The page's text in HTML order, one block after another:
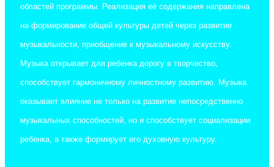
областей программы. Реализация её содержания направлена
на формирование общей культуры детей через развитие
музыкальности, приобщение к музыкальному искусству.
Музыка открывает для ребенка дорогу в творчество,
способствует гармоничному личностному развитию. Музыка
оказывает влияние не только на развитие непосредственно
музыкальных способностей, но и способствует социализации
ребенка, а также формирует его духовную культуру.